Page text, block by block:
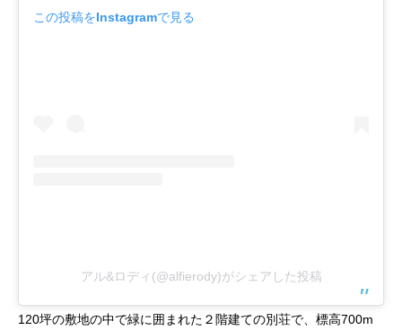
この投稿をInstagramで見る
アル&ロディ(@alfierody)がシェアした投稿
120坪の敷地の中で緑に囲まれた２階建ての別荘で、標高700m